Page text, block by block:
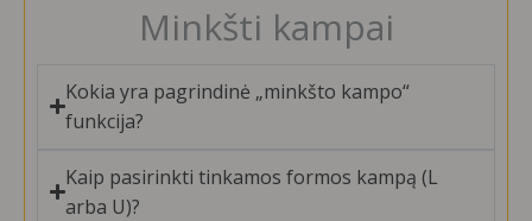
Minkšti kampai
Kokia yra pagrindinė „minkšto kampo“
funkcija?
Kaip pasirinkti tinkamos formos kampą (L
arba U)?